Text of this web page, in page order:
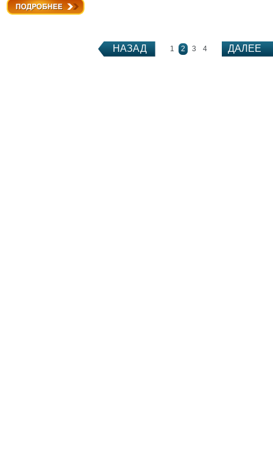
НАЗАД 1 2 3 4 ДАЛЕЕ